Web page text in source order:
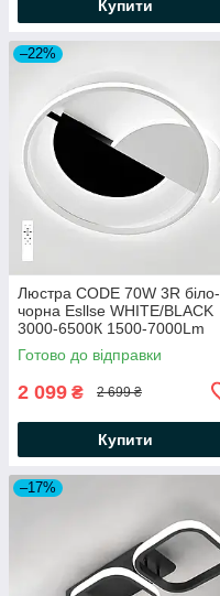
Купити
–22%
Люстра CODE 70W 3R біло-
чорна Esllse WHITE/BLACK
3000-6500К 1500-7000Lm
світлодіодна з пультом
550×550×55мм 220V
Готово до відправки
2 099 ₴ 2 699 ₴
Купити
–17%